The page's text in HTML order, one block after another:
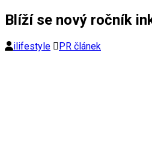
Blíží se nový ročník
ilifestyle PR článek